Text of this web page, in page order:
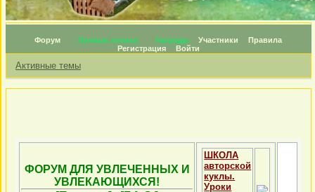
Форум Личные топики Награды Участники
Правила
Регистрация
Войти
Активные темы
ФОРУМ ДЛЯ УВЛЕЧЕННЫХ И
УВЛЕКАЮЩИХСЯ!
ШКОЛА
авторской
куклы.
Уроки